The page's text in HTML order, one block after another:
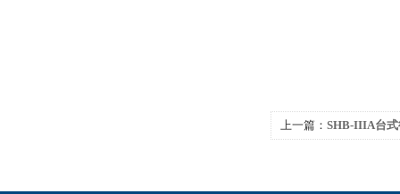
上一篇： SHB-IIIA台